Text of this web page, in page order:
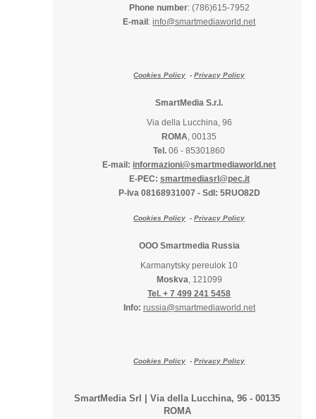
Phone number: (786)615-7952
E-mail :info@smartmediaworld.net
Cookies Policy -Privacy Policy
SmartMedia S.r.l.
Via della Lucchina, 96
ROMA, 00135
Tel. 06 - 85301860
E-mail: informazioni@smartmediaworld.net
E-PEC: smartmediasrl@pec.it
P-Iva 08168931007 - SdI: 5RUO82D
Cookies Policy -Privacy Policy
OOO Smartmedia Russia
Karmanytsky pereulok 10
Moskva, 121099
Tel. + 7 499 241 5458
Info: russia@smartmediaworld.net
Cookies Policy -Privacy Policy
SmartMedia Srl | Via della Lucchina, 96 - 00135
ROMA